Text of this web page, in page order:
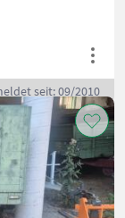
seit: 09/2010